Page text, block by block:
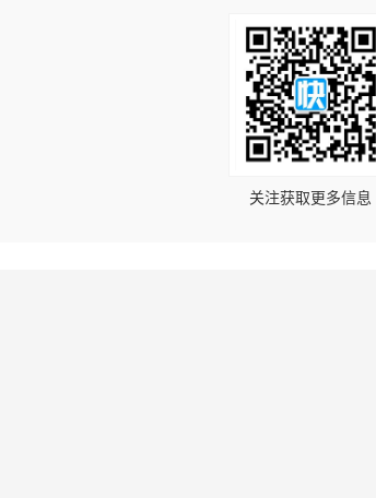
关注获取更多信息